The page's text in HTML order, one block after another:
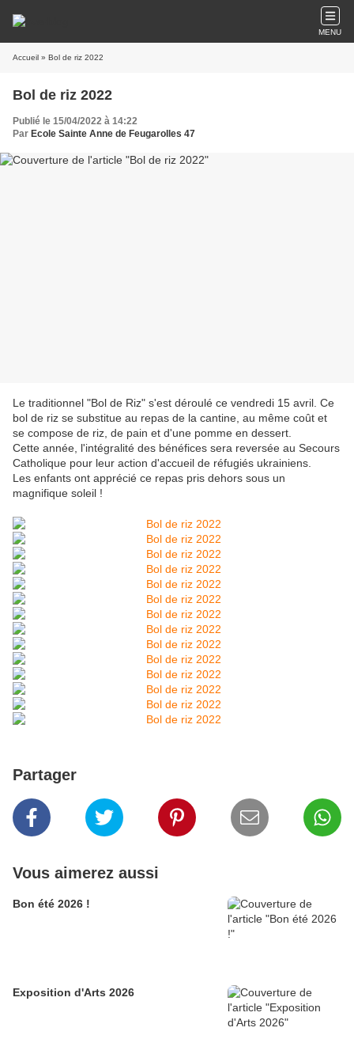
MENU
Accueil » Bol de riz 2022
Bol de riz 2022
Publié le 15/04/2022 à 14:22
Par Ecole Sainte Anne de Feugarolles 47
Le traditionnel "Bol de Riz" s'est déroulé ce vendredi 15 avril. Ce
bol de riz se substitue au repas de la cantine, au même coût et
se compose de riz, de pain et d'une pomme en dessert.
Cette année, l'intégralité des bénéfices sera reversée au Secours
Catholique pour leur action d'accueil de réfugiés ukrainiens.
Les enfants ont apprécié ce repas pris dehors sous un
magnifique soleil !
Partager
Vous aimerez aussi
Bon été 2026 !
Exposition d'Arts 2026